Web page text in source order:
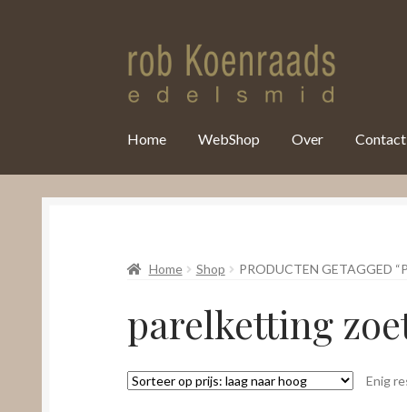
Home WebShop Over Contact
Home Shop PRODUCTEN GETAGGED
parelketting
Enig